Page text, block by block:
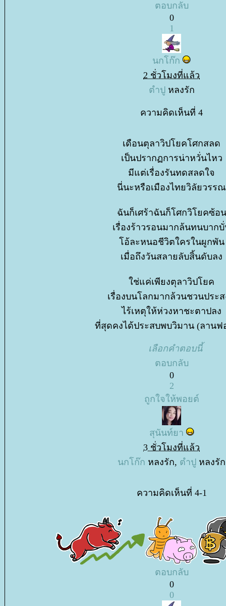
ตอบกลับ
0
1
นกโก๊ก
2 ชั่วโมงที่แล้ว
ตำปู หลงรัก
ความคิดเห็นที่ 4
เดือนตุลาวิปโยคโศกสลด
เป็นปรากฏการน่าหวั่นไหว
มีแต่เรื่องรันทดสลดใจ
นี่นะหรือเมืองไทยวิลัยวรรณ
ฉันก็เศร้าฉันก็โศกวิโยคซ้อน
เรื่องร้าวรอนมากล้นทนบาก
อ้ละหนอชีวิตใครในผูกพัน
เมื่อถึงวันสลายลับสิ้นดับลง
ช่แค่เพียงตุลาวิปโยค
เรื่องบนโลกมากล้วนชวนประ
ไร้เหตุให้ห่วงหาชะตาปลง
ที่สุดคงได้ประสบพบวิมาน​ (ลานฟ
เลือกคำตอบนี้
ตอบกลับ
0
2
ถูกใจให้พอยต์
สุนันท์ยา
3 ชั่วโมงที่แล้ว
นกโก๊ก หลงรัก, ตำปู หลงรัก
ความคิดเห็นที่ 4-1
ตอบกลับ
0
0